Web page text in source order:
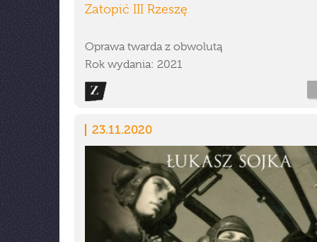
Zatopić III Rzeszę
Oprawa twarda z obwolutą
Rok wydania: 2021
23.11.2020